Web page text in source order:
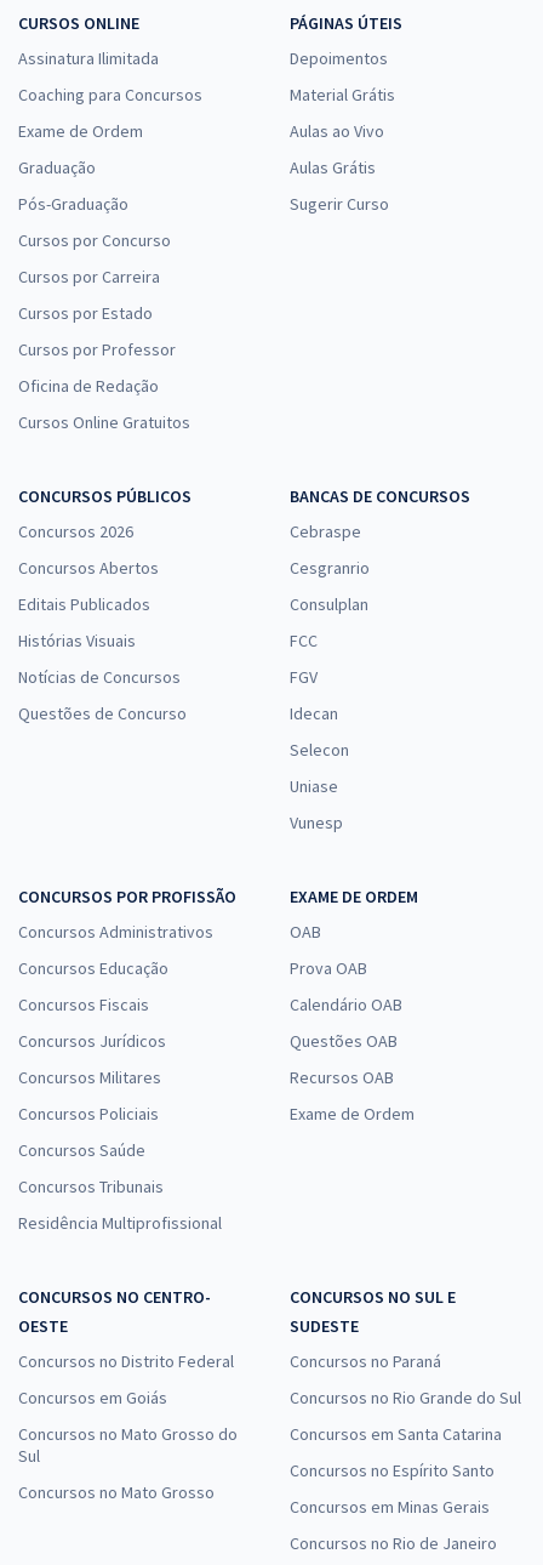
CURSOS ONLINE
Assinatura Ilimitada
Coaching para Concursos
Exame de Ordem
Graduação
Pós-Graduação
Cursos por Concurso
Cursos por Carreira
Cursos por Estado
Cursos por Professor
Oficina de Redação
Cursos Online Gratuitos
PÁGINAS ÚTEIS
Depoimentos
Material Grátis
Aulas ao Vivo
Aulas Grátis
Sugerir Curso
CONCURSOS PÚBLICOS
Concursos 2026
Concursos Abertos
Editais Publicados
Histórias Visuais
Notícias de Concursos
Questões de Concurso
BANCAS DE CONCURSOS
Cebraspe
Cesgranrio
Consulplan
FCC
FGV
Idecan
Selecon
Uniase
Vunesp
CONCURSOS POR PROFISSÃO
Concursos Administrativos
Concursos Educação
Concursos Fiscais
Concursos Jurídicos
Concursos Militares
Concursos Policiais
Concursos Saúde
Concursos Tribunais
Residência Multiprofissional
EXAME DE ORDEM
OAB
Prova OAB
Calendário OAB
Questões OAB
Recursos OAB
Exame de Ordem
CONCURSOS NO CENTRO-
OESTE
Concursos no Distrito Federal
Concursos em Goiás
Concursos no Mato Grosso do
Sul
Concursos no Mato Grosso
CONCURSOS NO SUL E
SUDESTE
Concursos no Paraná
Concursos no Rio Grande do Sul
Concursos em Santa Catarina
Concursos no Espírito Santo
Concursos em Minas Gerais
Concursos no Rio de Janeiro